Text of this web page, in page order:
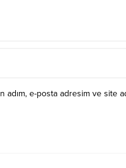
adım, e-posta adresim ve site